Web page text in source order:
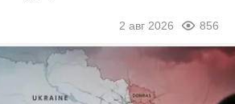
2 авг 2026 856